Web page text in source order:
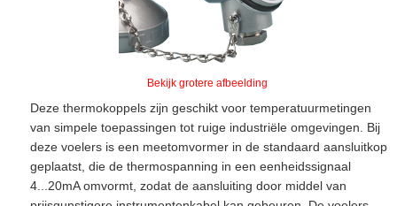
Bekijk grotere afbeelding
Deze thermokoppels zijn geschikt voor temperatuurmetingen
van simpele toepassingen tot ruige industriële omgevingen. Bij
deze voelers is een meetomvormer in de standaard aansluitkop
geplaatst, die de thermospanning in een eenheidssignaal
4...20mA omvormt, zodat de aansluiting door middel van